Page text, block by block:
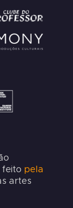
feito pela
artes